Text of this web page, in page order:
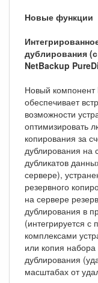
Новые функции
дублирования
NetBackup
Новый компонент
обеспечивает
возможности
оптимизировать
копирования за
дублирования на
дубликатов
сервере),
резервного
на сервере
дублирования в
(интегрируется
комплексами
или копия набора
дублирования
масштабах от